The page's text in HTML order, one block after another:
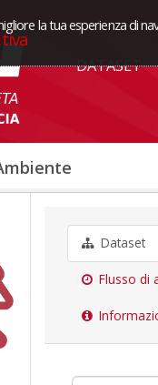
la tua esperienza di
DATASET
Dataset
Flusso di